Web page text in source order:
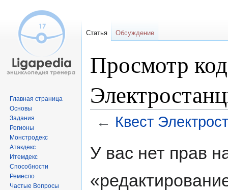
Просмотр
← Квест
ккУ вас нет прав
Статья Обсуждение
Главная страница
Основы
Задания
Регионы
Монстродекс
Атакдекс
Итемдекс
Способности
Ремесло
Частые Вопросы